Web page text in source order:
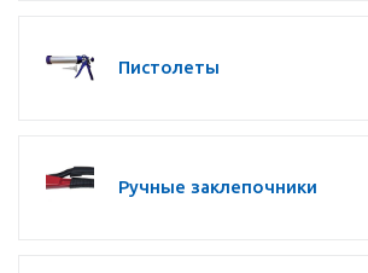
Пистолеты
Ручные заклепочники